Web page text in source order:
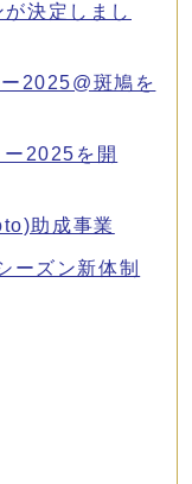
決定しまし
2025@斑鳩を
2025を開
助成事業
ーズン新体制